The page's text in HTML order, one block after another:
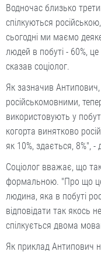
Водночас близько
спілкуються
сьогодні ми маємо
людей в побуті - 60%,
сказав соціолог.
Як зазначив
російськомовними,
використовують у
когорта винятково
як 10%, здається, 8%", -
Соціолог вважає, що
формальною. "Про що це
людина, яка в побуті
відповідати так якось
спілкується двома
Як приклад Антипович